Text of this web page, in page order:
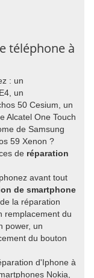
téléphone à
: un
un
50 Cesium, un
Alcatel One Touch
de Samsung
59 Xenon ?
de réparation
avant tout
de smartphone
la réparation
remplacement du
power, un
du bouton
d'Iphone à
Nokia,